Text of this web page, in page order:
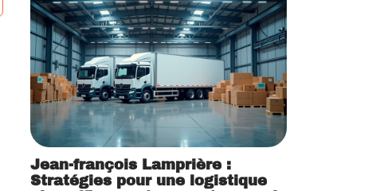
Jean-françois Lamprière :
Stratégies pour une logistique